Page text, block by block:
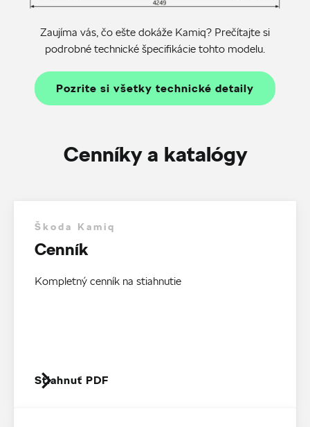
Zaujíma vás, čo ešte dokáže Kamiq? Prečítajte si
podrobné technické špecifikácie tohto modelu.
Pozrite si všetky technické detaily
Cenníky a katalógy
Škoda Kamiq
Cenník
Kompletný cenník na stiahnutie
Stiahnuť PDF